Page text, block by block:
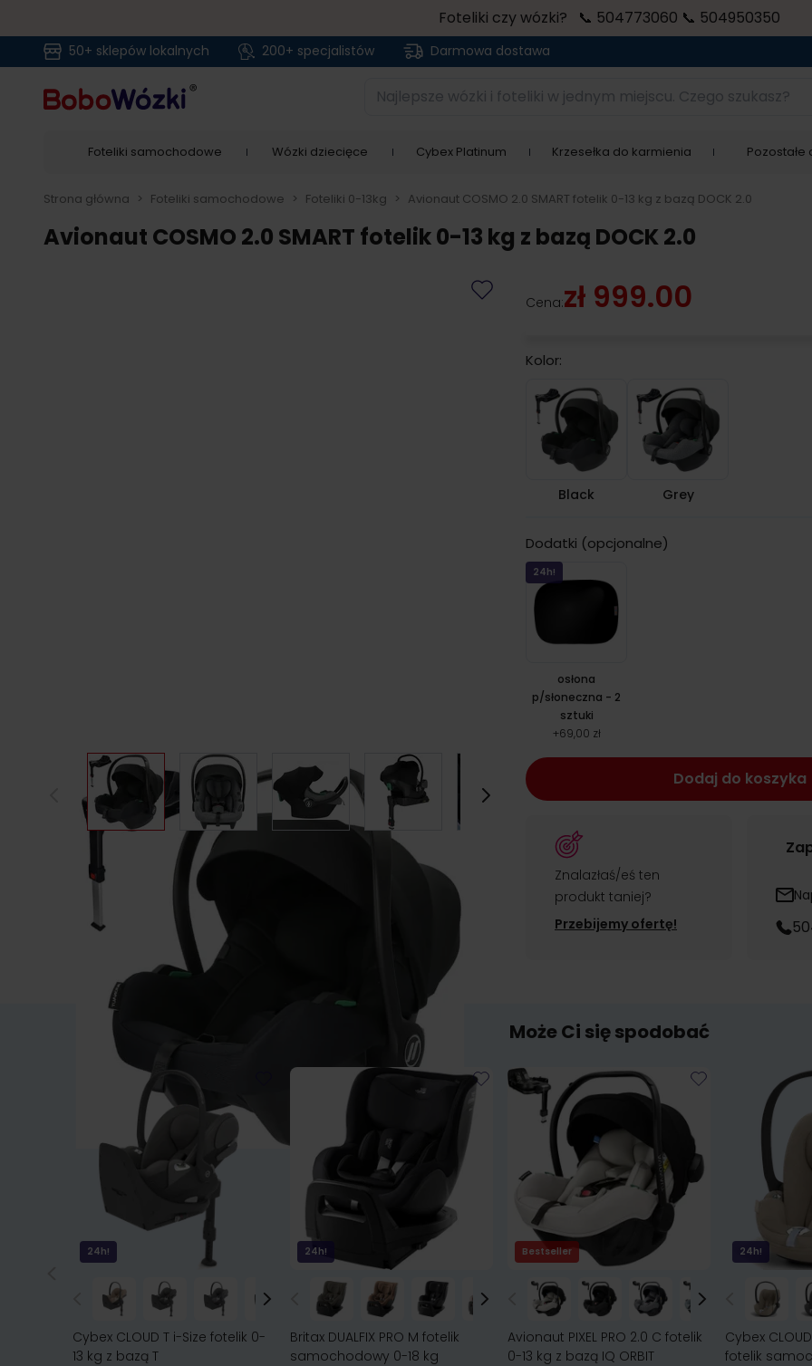
Foteliki czy wózki? 📞 504773060 📞 504950350
50+ sklepów lokalnych 200+ specjalistów Darmowa dostawa
Najlepsze wózki i foteliki w jednym miejscu. Czego szukasz?
Foteliki samochodowe Wózki dziecięce Cybex Platinum Krzesełka do karmienia Pozostałe
Strona główna > Foteliki samochodowe > Foteliki 0-13kg > Avionaut COSMO 2.0 SMART fotelik 0-13 kg z bazą DOCK 2.0
Avionaut COSMO 2.0 SMART fotelik 0-13 kg z bazą DOCK 2.0
Cena:zł 999.00
Kolor:
Black
Black
Grey
Grey
Dodatki (opcjonalne)
24h!
osłona
p/słoneczna - 2
sztuki
+69,00 zł
Dodaj do koszyka
Znalazłaś/eś ten
produkt taniej?
Przebijemy ofertę!
Może Ci się spodobać
24h!
Cybex CLOUD T i-Size fotelik 0-
13 kg z bazą T
24h!
Britax DUALFIX PRO M fotelik
samochodowy 0-18 kg
Bestseller
Avionaut PIXEL PRO 2.0 C fotelik
0-13 kg z bazą IQ ORBIT
24h!
Cybex
fotelik